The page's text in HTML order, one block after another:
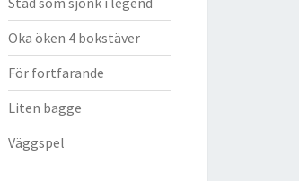
Oka öken 4 bokstäver
För fortfarande
Liten bagge
Väggspel